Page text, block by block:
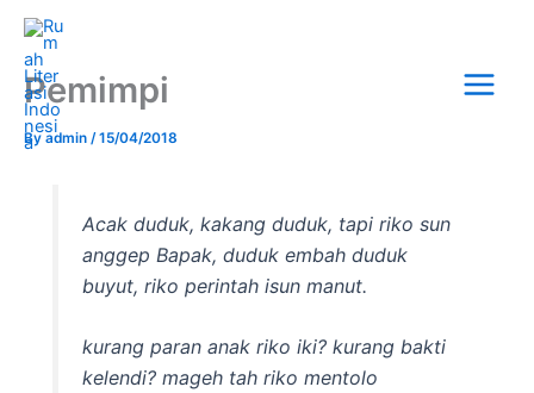
Skip
content
Menu
Pemimpi
By admin /15/04/2018
Acak duduk, kakang duduk, tapi riko sun
anggep Bapak, duduk embah duduk
buyut, riko perintah isun manut.
kurang paran anak riko iki? kurang bakti
kelendi? mageh tah riko mentolo